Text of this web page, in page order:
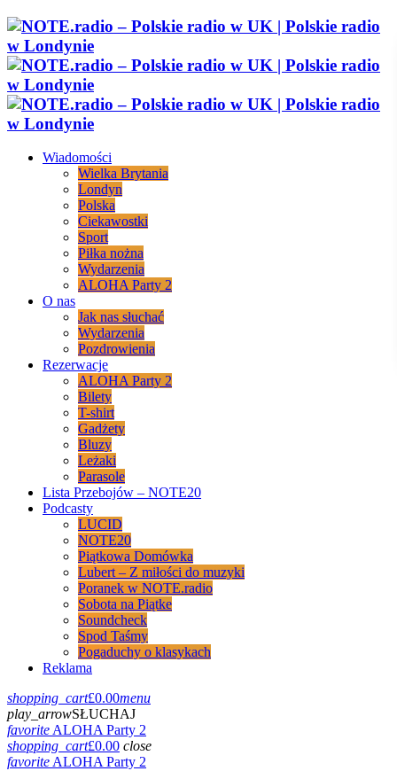
Wiadomości
Wielka Brytania
Londyn
Polska
Ciekawostki
Sport
Piłka nożna
Wydarzenia
ALOHA Party 2
O nas
Jak nas słuchać
Wydarzenia
Pozdrowienia
Rezerwacje
ALOHA Party 2
Bilety
T-shirt
Gadżety
Bluzy
Leżaki
Parasole
Lista Przebojów – NOTE20
Podcasty
LUCID
NOTE20
Piątkowa Domówka
Lubert – Z miłości do muzyki
Poranek w NOTE.radio
Sobota na Piątke
Soundcheck
Spod Taśmy
Pogaduchy o klasykach
Reklama
shopping_cart£0.00menu
play_arrowSŁUCHAJ
favoriteALOHA Party 2
shopping_cart£0.00 close
favoriteALOHA Party 2